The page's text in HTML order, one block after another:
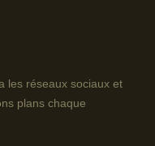
les réseaux sociaux et
plans chaque